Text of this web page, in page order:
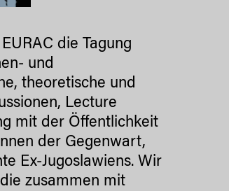
die Tagung
und
theoretische und
Lecture
mit der Öffentlichkeit
der Gegenwart,
Ex-Jugoslawiens. Wir
zusammen mit